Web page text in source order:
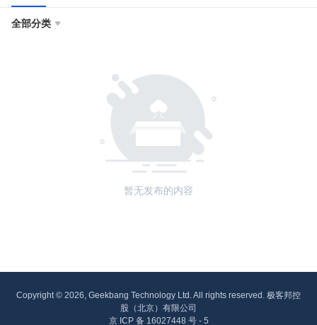
全部分类 
暂无发布的内容
Copyright © 2026, Geekbang Technology Ltd. All rights reserved. 极客邦控
股（北京）有限公司
京 ICP 备 16027448 号 - 5